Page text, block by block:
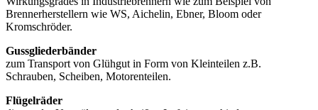
Brennerherstellern wie WS, Aichelin, Ebner, Bloom oder
Kromschröder.
Gussgliederbänder
zum Transport von Glühgut in Form von Kleinteilen z.B.
Schrauben, Scheiben, Motorenteilen.
Flügelräder